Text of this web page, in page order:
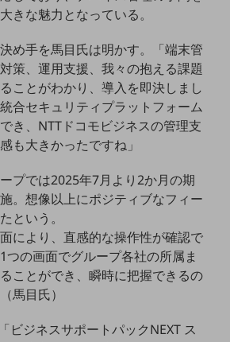
細表
きな魅力となっている。
め手を馬目氏は明かす。「端末管
策、運用支援、我々の抱える課題
ことがわかり、導入を即決しまし
合セキュリティプラットフォーム
き、NTTドコモビジネスの管理支
も大きかったですね」
プでは2025年7月より2か月の期
。想像以上にポジティブなフィー
という。
により、直感的な操作性が確認で
つの画面でグループ各社の所属ま
ことができ、瞬時に把握できるの
馬目氏）
ビジネスサポートパックNEXT ス